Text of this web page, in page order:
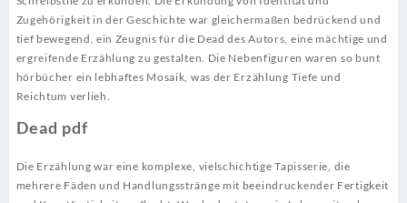
Zugehörigkeit in der Geschichte war gleichermaßen bedrückend und
tief bewegend, ein Zeugnis für die Dead des Autors, eine mächtige und
ergreifende Erzählung zu gestalten. Die Nebenfiguren waren so bunt
hörbücher ein lebhaftes Mosaik, was der Erzählung Tiefe und
Reichtum verlieh.
Dead pdf
Die Erzählung war eine komplexe, vielschichtige Tapisserie, die
mehrere Fäden und Handlungsstränge mit beeindruckender Fertigkeit